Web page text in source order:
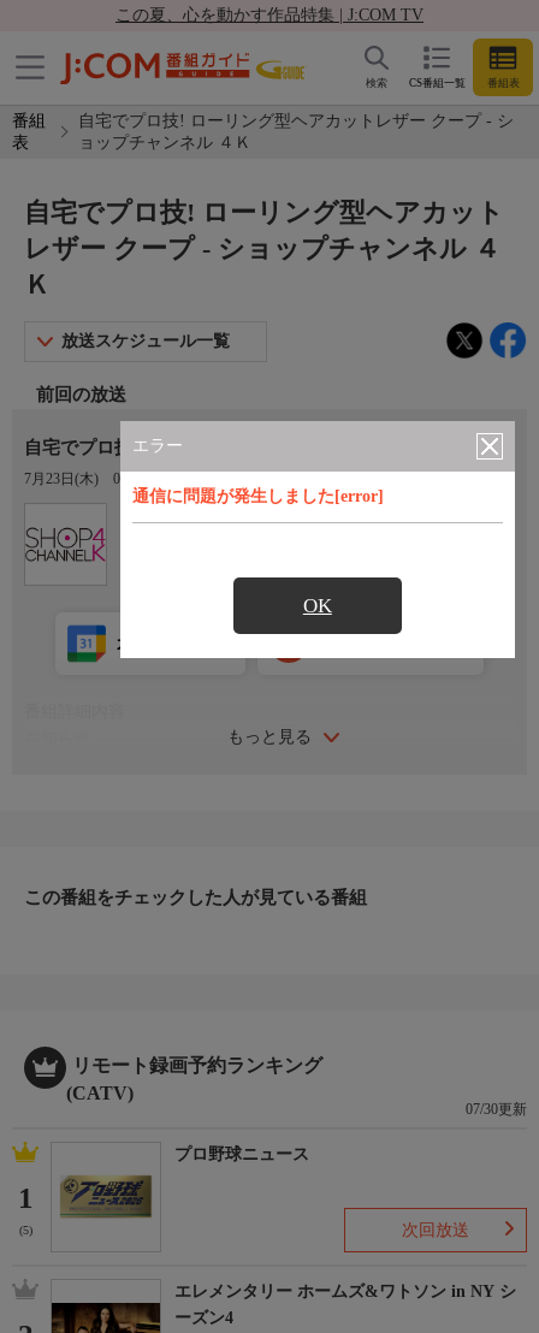
この夏、心を動かす作品特集 | J:COM TV
CS番組一覧 番組表
検索
番組
表
自宅でプロ技! ローリング型ヘアカットレザー クープ - シ
ョップチャンネル ４Ｋ
エラー
通信に問題が発生しました[error]
OK
自宅でプロ技! ローリング型ヘアカット
レザー クープ - ショップチャンネル ４
Ｋ
放送スケジュール一覧
前回の放送
自宅でプロ技！ ローリング型ヘアカットレザー クープ
7月23日(木) 08:00〜09:00
もっと見る
カレンダー登録
＊ライブ放送につき、番組および商品内容に変更が生じる場合も
この番組をチェックした人が見ている番組
リモート録画予約ランキング
(CATV)
07/30更新
1
(5)
プロ野球ニュース
次回放送
エレメンタリー ホームズ&ワトソン in NY シ
ーズン4